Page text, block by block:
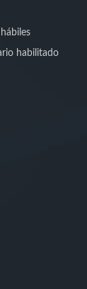
habilitado